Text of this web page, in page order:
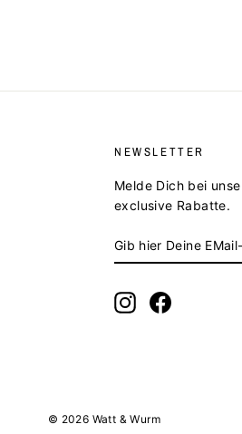
NEWSLETTER
Melde Dich bei
exclusive Rabatte.
GIB
HIER
EMAIL-
ADRESSE
ABONNIEREN
InstagramFacebook
© 2026 Watt & Wurm